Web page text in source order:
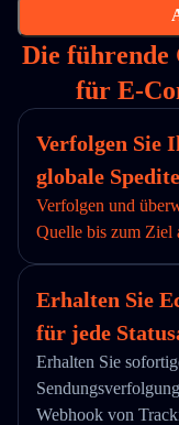
Die führende
für E-
Verfolgen Sie
globale
Verfolgen und
Quelle bis zum Ziel
Erhalten Sie
für jede
Erhalten Sie
Webhook von